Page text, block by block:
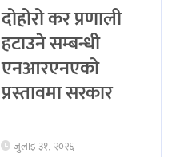
दोहोरो कर प्रणाली
हटाउने सम्बन्धी
एनआरएनएको
प्रस्तावमा सरकार
जुलाइ ३१, २०२६